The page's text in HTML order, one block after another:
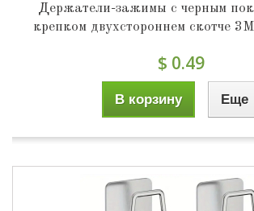
Держатели-зажимы с черным
крепком двухстороннем скотче
$ 0.49
В корзину Еще